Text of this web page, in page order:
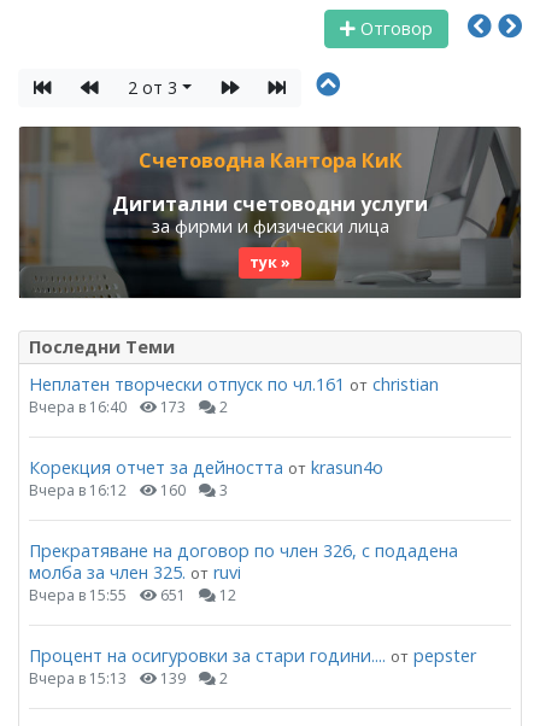
Отговор
2 от 3
Счетоводна Кантора КиК
Дигитални счетоводни услуги
за фирми и физически лица
тук »
Последни Теми
Неплатен творчески отпуск по чл.161 от christian
Вчера в 16:40 173 2
Корекция отчет за дейността от krasun4o
Вчера в 16:12 160 3
Прекратяване на договор по член 326, с подадена
молба за член 325. от ruvi
Вчера в 15:55 651 12
Процент на осигуровки за стари години.... от pepster
Вчера в 15:13 139 2